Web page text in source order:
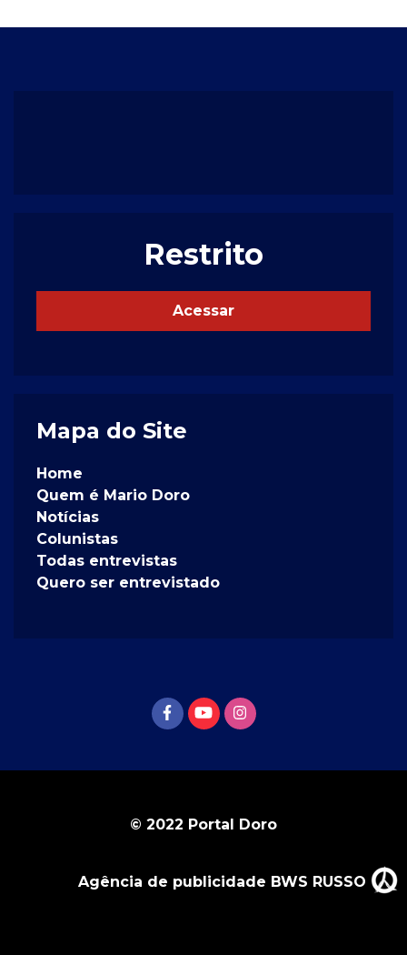
Restrito
Acessar
Mapa do Site
Home
Quem é Mario Doro
Notícias
Colunistas
Todas entrevistas
Quero ser entrevistado
© 2022 Portal Doro
Agência de publicidade BWS RUSSO